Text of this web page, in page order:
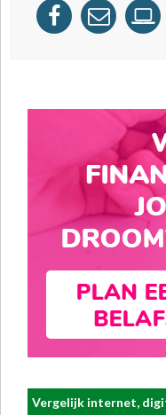
Vergelijk internet,